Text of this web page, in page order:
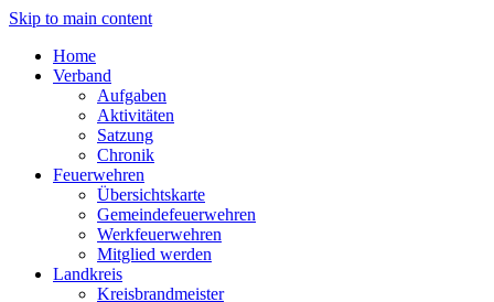
Skip to main content
Home
Verband
Aufgaben
Aktivitäten
Satzung
Chronik
Feuerwehren
Übersichtskarte
Gemeindefeuerwehren
Werkfeuerwehren
Mitglied werden
Landkreis
Kreisbrandmeister